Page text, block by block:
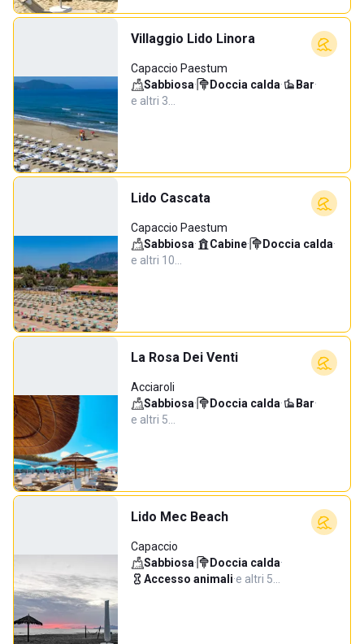
Villaggio Lido Linora
Capaccio Paestum
Sabbiosa· Doccia calda· Bar·
e altri 3…
Lido Cascata
Capaccio Paestum
Sabbiosa· Cabine· Doccia calda·
e altri 10…
La Rosa Dei Venti
Acciaroli
Sabbiosa· Doccia calda· Bar·
e altri 5…
Lido Mec Beach
Capaccio
Sabbiosa· Doccia calda·
Accesso animali·e altri 5…